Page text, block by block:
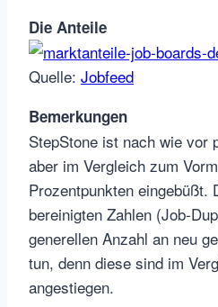
Die Anteile
Quelle: Jobfeed
Bemerkungen
StepStone ist nach wie vor
aber im Vergleich zum
Prozentpunkten eingebüßt.
bereinigten Zahlen (Job-
generellen Anzahl an neu
tun, denn diese sind im
angestiegen.